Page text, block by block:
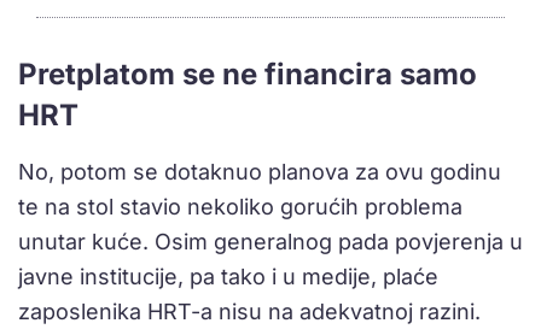
Pretplatom se ne financira samo
HRT
No, potom se dotaknuo planova za ovu godinu
te na stol stavio nekoliko gorućih problema
unutar kuće. Osim generalnog pada povjerenja u
javne institucije, pa tako i u medije, plaće
zaposlenika HRT-a nisu na adekvatnoj razini.